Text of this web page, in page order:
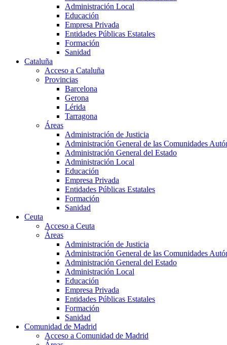
Administración Local
Educación
Empresa Privada
Entidades Públicas Estatales
Formación
Sanidad
Cataluña
Acceso a Cataluña
Provincias
Barcelona
Gerona
Lérida
Tarragona
Áreas
Administración de Justicia
Administración General de las Comunidades
Administración General del Estado
Administración Local
Educación
Empresa Privada
Entidades Públicas Estatales
Formación
Sanidad
Ceuta
Acceso a Ceuta
Áreas
Administración de Justicia
Administración General de las Comunidades
Administración General del Estado
Administración Local
Educación
Empresa Privada
Entidades Públicas Estatales
Formación
Sanidad
Comunidad de Madrid
Acceso a Comunidad de Madrid